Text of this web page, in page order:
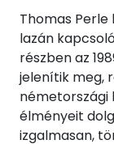
Thomas
lazán
részben az
jelenítik meg,
németországi
élményeit
izgalmasan,